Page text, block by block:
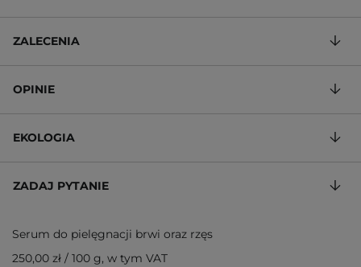
ZALECENIA
OPINIE
EKOLOGIA
ZADAJ PYTANIE
Serum do pielęgnacji brwi oraz rzęs
250,00 zł / 100 g, w tym VAT